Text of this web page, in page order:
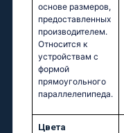
основе размеров,
предоставленных
производителем.
Относится к
устройствам с
формой
прямоугольного
параллелепипеда.
Цвета